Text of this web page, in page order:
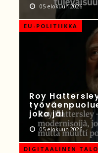
05 elokuun 2026
EU-POLITIIKKA
Roy
joka jäi
05 elokuun 2026
DIGITAALINEN